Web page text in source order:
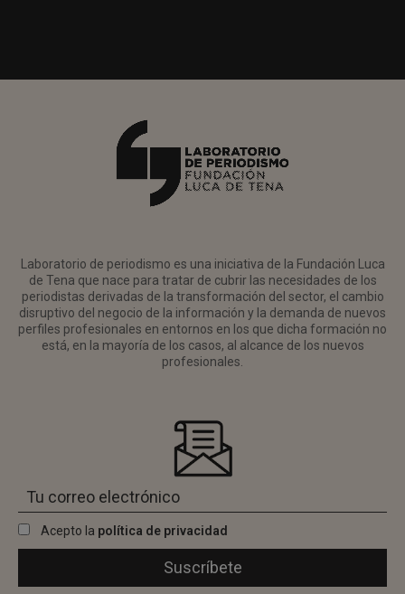
Laboratorio de periodismo es una iniciativa de la Fundación Luca
de Tena que nace para tratar de cubrir las necesidades de los
periodistas derivadas de la transformación del sector, el cambio
disruptivo del negocio de la información y la demanda de nuevos
perfiles profesionales en entornos en los que dicha formación no
está, en la mayoría de los casos, al alcance de los nuevos
profesionales.
Acepto la política de privacidad